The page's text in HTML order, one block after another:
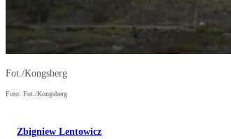
Fot./Kongsberg
Foto: Fot./Kongsberg
Zbigniew Lentowicz